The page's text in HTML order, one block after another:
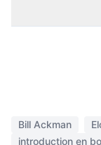
Bill Ackman
introduction en